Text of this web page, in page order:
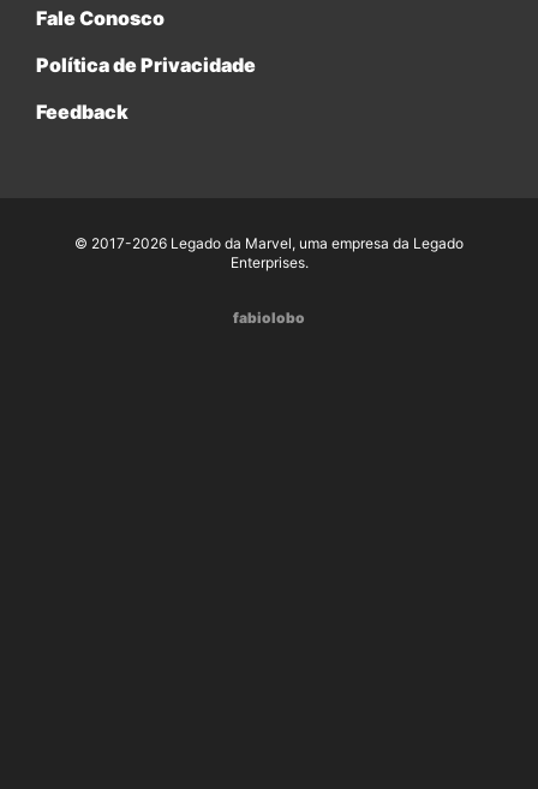
Fale Conosco
Política de Privacidade
Feedback
© 2017-2026 Legado da Marvel, uma empresa da Legado
Enterprises.
fabiolobo